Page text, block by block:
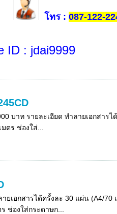
โทร: 087-122-
ID : jdai9999
บาท รายละเอียด ทำลายเอกสาร
ตร ช่องใส่...
ายเอกสารได้ครั้งละ 30 แผ่น (A4/
ช่องใส่กระดาษก...